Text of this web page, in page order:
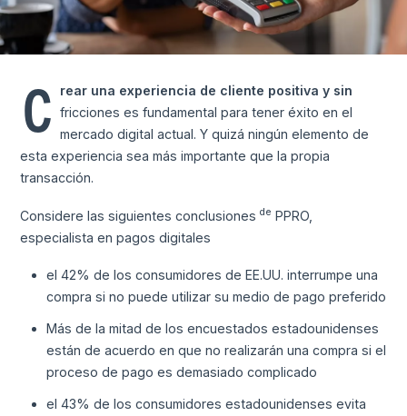
C
rear una experiencia de cliente positiva y sin
fricciones es fundamental para tener éxito en el
mercado digital actual. Y quizá ningún elemento de
esta experiencia sea más importante que la propia
transacción.
Considere las siguientes conclusiones de PPRO,
especialista en pagos digitales
el 42% de los consumidores de EE.UU. interrumpe una
compra si no puede utilizar su medio de pago preferido
Más de la mitad de los encuestados estadounidenses
están de acuerdo en que no realizarán una compra si el
proceso de pago es demasiado complicado
el 43% de los consumidores estadounidenses evita